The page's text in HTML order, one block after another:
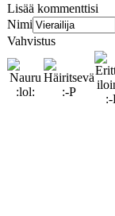
Lisää kommenttisi
Nimi
Vahvistus